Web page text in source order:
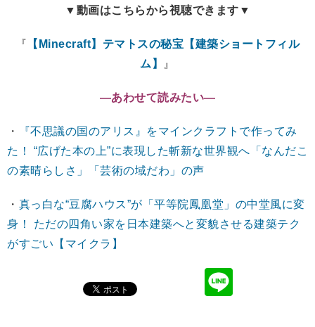
▼動画はこちらから視聴できます▼
『 【Minecraft】テマトスの秘宝【建築ショートフィル
ム】
』
―あわせて読みたい―
・
『不思議の国のアリス』をマインクラフトで作ってみ
た！ “広げた本の上”に表現した斬新な世界観へ「なんだこ
の素晴らしさ」「芸術の域だわ」の声
・ 真っ白な“豆腐ハウス”が「平等院鳳凰堂」の中堂風に変
身！ ただの四角い家を日本建築へと変貌させる建築テク
がすごい【マイクラ】